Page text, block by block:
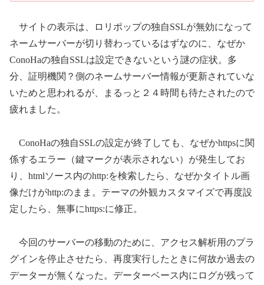
サイトの表示は、ロリポップの独自SSLが無効になって
ネームサーバーが切り替わっているはずなのに、なぜか
ConoHaの独自SSLは設定できないという謎の症状。多
分、証明機関？側のネームサーバー情報が更新されていな
いためと思われるが、まるっと２４時間も待たされたので
疲れました。
ConoHaの独自SSLの設定が終了しても、なぜかhttpsに関
係するエラー（鍵マークが表示されない）が発生してお
り、htmlソース内のhttp:を検索したら、なぜかタイトル画
像だけがhttp:のまま。テーマの外観カスタマイズで再度設
定したら、無事にhttps:に修正。
今回のサーバーの移動のために、アクセス解析用のプラ
グインを停止させたら、再度実行したときに何故か過去の
データーが無くなった。データーベース内にログが残って